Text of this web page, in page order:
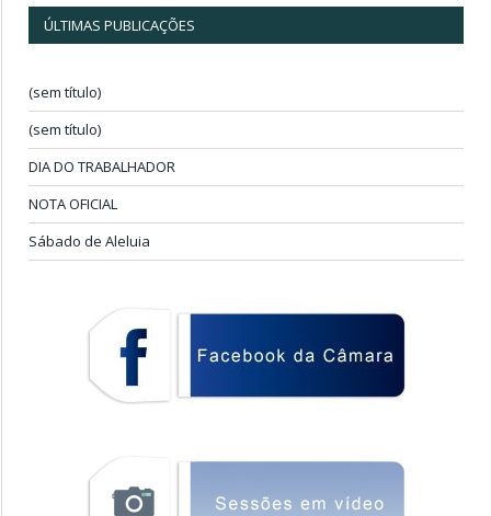
ÚLTIMAS PUBLICAÇÕES
(sem título)
(sem título)
DIA DO TRABALHADOR
NOTA OFICIAL
Sábado de Aleluia